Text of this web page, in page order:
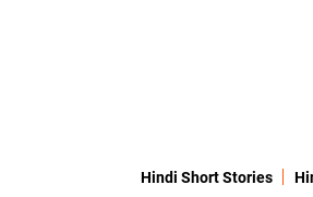
Hindi Short Stories